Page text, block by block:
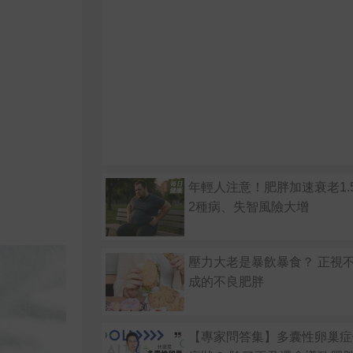
年輕人注意！肥胖加速衰老
2種病、失智風險大增
壓力大老是暴飲暴食？ 正視
成的不良肥胖
【專家問答集】多囊性卵巢